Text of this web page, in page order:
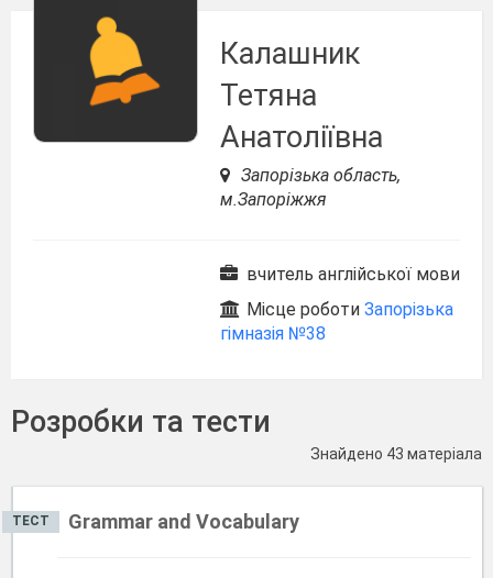
Калашник
Тетяна
Анатоліївна
Запорізька область,
м.Запоріжжя
вчитель англійської мови
Місце роботи Запорізька
гімназія №38
Розробки та тести
Знайдено 43 матеріала
ТЕСТ Grammar and Vocabulary